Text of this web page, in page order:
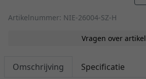
Artikelnummer: NIE-26004-SZ-H
Vragen over artikel
Omschrijving Specificatie